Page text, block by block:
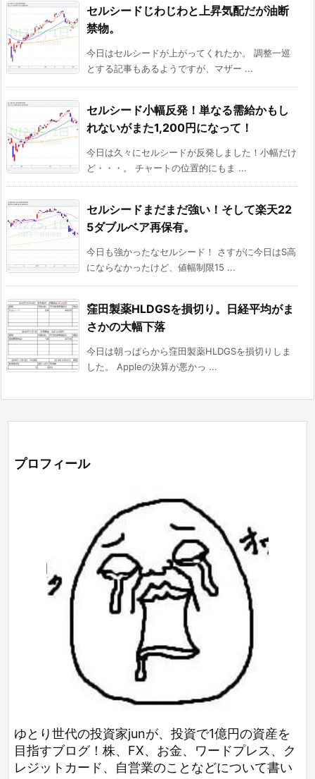
セルシードじわじわと上昇気配だが油断
禁物。
今日はセルシードが上がってくれたか。 調整一巡
とする記事もあるようですが、マザー ...
セルシード小幅反発！単なる需給かもし
れないがまた1,200円になって！
今日は久々にセルシードが反発しました！小幅だけ
ど・・・。 チャートの位置的にもま ...
セルシードまだまだ強い！そして楽天22
5ダブルベア再保有。
今日も強かったなセルシード！ さすがに今日はS高
にならなかったけど、値幅制限15 ...
窪田製薬HLDGSを損切り。日経平均がま
さかの大幅下落
今日は朝っぱらから窪田製薬HLDGSを損切りしま
した。 Appleの決算が悪かっ ...
プロフィール
ゆとり世代の投資家junが、投資で1億円の資産を
目指すブログ！株、FX、お金、ワードプレス、ク
レジットカード、自営業のことなどについて書い